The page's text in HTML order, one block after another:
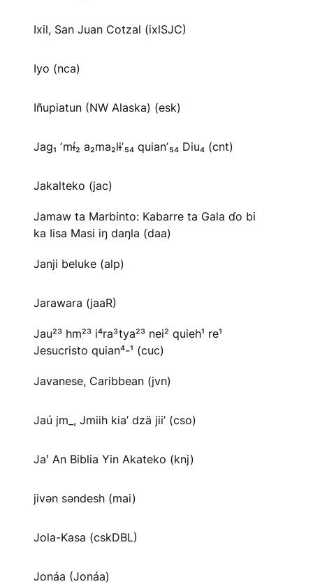
Ixil, San Juan Cotzal (ixlSJC)
Iyo (nca)
Iñupiatun (NW Alaska) (esk)
Jag₁ ʼmɨ́₂ a₂ma₂lɨʼ₅₄ quianʼ₅₄ Diu₄ (cnt)
Jakalteko (jac)
Jamaw ta Marbinto: Kabarre ta Gala ɗo bi
ka Iisa Masi iŋ daŋla (daa)
Janji beluke (alp)
Jarawara (jaaR)
Jau²³ hm²³ i⁴ra³tya²³ nei² quieh¹ re¹
Jesucristo quian⁴-¹ (cuc)
Javanese, Caribbean (jvn)
Jaú jm_, Jmiih kia’ dzä jii’ (cso)
Jaꞌ An Biblia Yin Akateko (knj)
jivən səndesh (mai)
Jola-Kasa (cskDBL)
Jonáa (Jonáa)